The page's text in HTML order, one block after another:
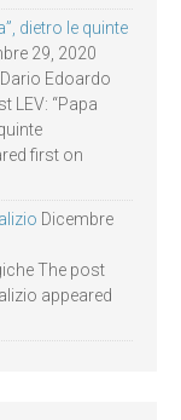
dietro le quinte
29, 2020
Edoardo
LEV: “Papa
first on
Dicembre
The post
appeared